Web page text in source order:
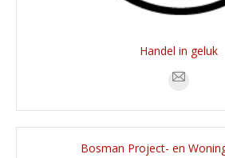
Handel in geluk
Bosman Project- en